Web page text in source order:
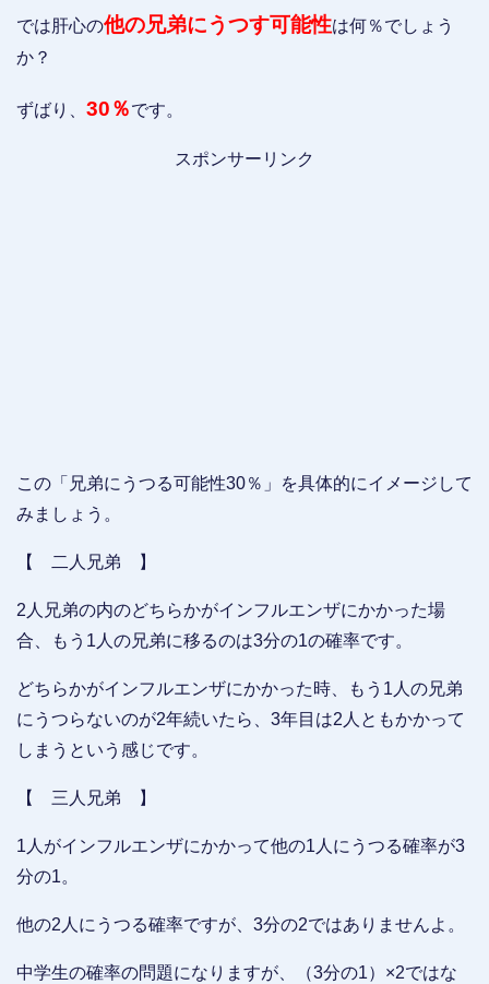
では肝心の他の兄弟にうつす可能性は何％でしょう
か？
ずばり、 30％です。
スポンサーリンク
この「兄弟にうつる可能性30％」を具体的にイメージして
みましょう。
【 二人兄弟 】
2人兄弟の内のどちらかがインフルエンザにかかった場
合、もう1人の兄弟に移るのは3分の1の確率です。
どちらかがインフルエンザにかかった時、もう1人の兄弟
にうつらないのが2年続いたら、3年目は2人ともかかって
しまうという感じです。
【 三人兄弟 】
1人がインフルエンザにかかって他の1人にうつる確率が3
分の1。
他の2人にうつる確率ですが、3分の2ではありませんよ。
中学生の確率の問題になりますが、（3分の1）×2ではな